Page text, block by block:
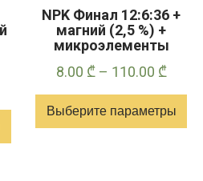
₾
NPK Финал 12:6:36 +
магний (2,5 %) +
микроэлементы
8.00 ₾ – 110.00 ₾
цен:
8.00
Выберите параметры